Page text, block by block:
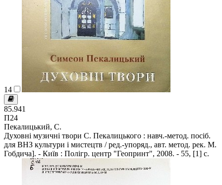
14
85.941
П24
Пекалицький, С.
Духовні музичні твори С. Пекалицького : навч.-метод. посіб.
для ВНЗ культури і мистецтв / ред.-упоряд., авт. метод. рек. М.
Гобдича]. - Київ : Полігр. центр "Геопринт", 2008. - 55, [1] с.